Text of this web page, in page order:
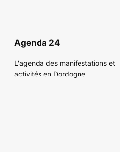
Agenda 24
L'agenda des manifestations et
activités en Dordogne